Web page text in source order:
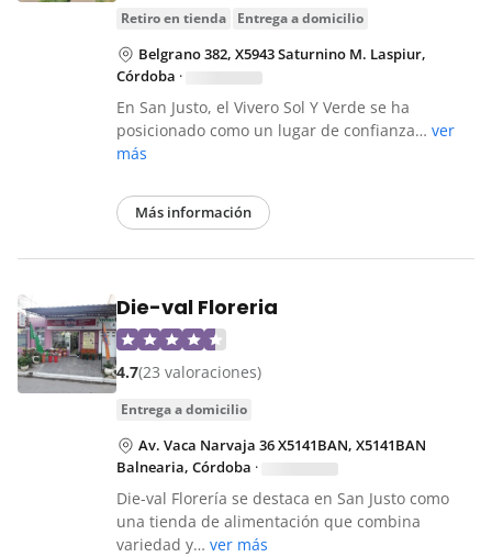
retiro en tienda entrega a domicilio
Belgrano 382, X5943 Saturnino M. Laspiur,
Córdoba ·
En San Justo, el Vivero Sol Y Verde se ha
posicionado como un lugar de confianza… ver
más
Más información
Die-val Floreria
4.7(23 valoraciones)
entrega a domicilio
Av. Vaca Narvaja 36 X5141BAN, X5141BAN
Balnearia, Córdoba ·
Die-val Florería se destaca en San Justo como
una tienda de alimentación que combina
variedad y… ver más